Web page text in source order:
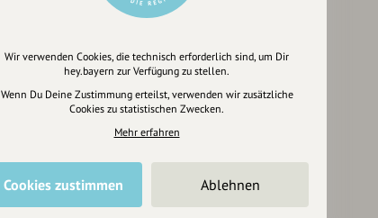
Wir verwenden Cookies, die technisch erforderlich sind, um Dir
hey.bayern zur Verfügung zu stellen.
Wenn Du Deine Zustimmung erteilst, verwenden wir zusätzliche
Cookies zu statistischen Zwecken.
Mehr erfahren
Cookies zustimmen Ablehnen